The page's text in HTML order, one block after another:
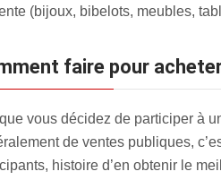
(bijoux, bibelots, meubles,
faire pour
vous décidez de participer à
de ventes publiques,
histoire d’en obtenir le